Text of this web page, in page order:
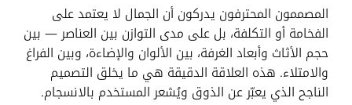
المصممون المحترفون يدركون أن الجمال لا يعتمد على
الفخامة أو التكلفة، بل على مدى التوازن بين العناصر — بين
حجم الأثاث وأبعاد الغرفة، بين الألوان والإضاءة، وبين الفراغ
والامتلاء. هذه العلاقة الدقيقة هي ما يخلق التصميم
الناجح الذي يعبّر عن الذوق ويُشعر المستخدم بالانسجام.